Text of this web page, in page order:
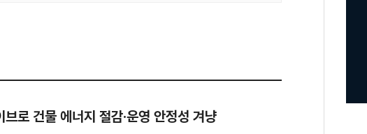
로 건물 에너지 절감·운영 안정성 겨냥